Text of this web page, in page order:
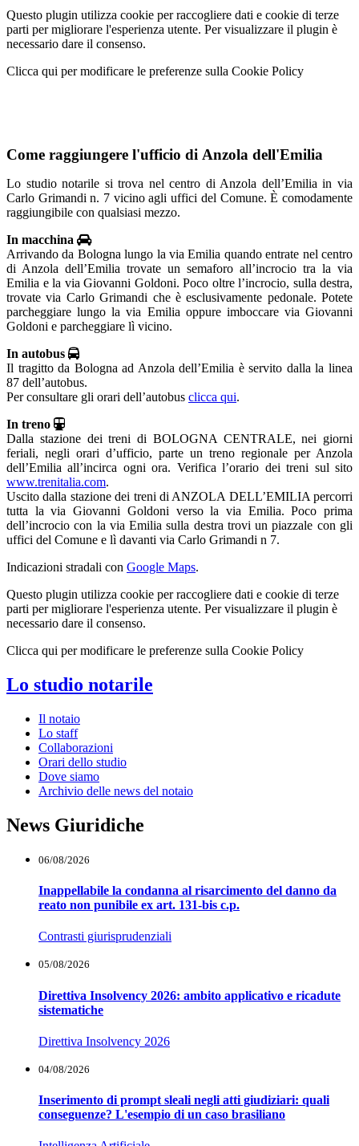
Questo plugin utilizza cookie per raccogliere dati e cookie di terze
parti per migliorare l'esperienza utente. Per visualizzare il plugin è
necessario dare il consenso.
Clicca qui per modificare le preferenze sulla Cookie Policy
Come raggiungere l'ufficio di Anzola dell'Emilia
Lo studio notarile si trova nel centro di Anzola dell’Emilia in via
Carlo Grimandi n. 7 vicino agli uffici del Comune. È comodamente
raggiungibile con qualsiasi mezzo.
In macchina
Arrivando da Bologna lungo la via Emilia quando entrate nel centro
di Anzola dell’Emilia trovate un semaforo all’incrocio tra la via
Emilia e la via Giovanni Goldoni. Poco oltre l’incrocio, sulla destra,
trovate via Carlo Grimandi che è esclusivamente pedonale. Potete
parcheggiare lungo la via Emilia oppure imboccare via Giovanni
Goldoni e parcheggiare lì vicino.
In autobus
Il tragitto da Bologna ad Anzola dell’Emilia è servito dalla la linea
87 dell’autobus.
Per consultare gli orari dell’autobus clicca qui.
In treno
Dalla stazione dei treni di BOLOGNA CENTRALE, nei giorni
feriali, negli orari d’ufficio, parte un treno regionale per Anzola
dell’Emilia all’incirca ogni ora. Verifica l’orario dei treni sul sito
www.trenitalia.com.
Uscito dalla stazione dei treni di ANZOLA DELL’EMILIA percorri
tutta la via Giovanni Goldoni verso la via Emilia. Poco prima
dell’incrocio con la via Emilia sulla destra trovi un piazzale con gli
uffici del Comune e lì davanti via Carlo Grimandi n 7.
Indicazioni stradali con Google Maps.
Questo plugin utilizza cookie per raccogliere dati e cookie di terze
parti per migliorare l'esperienza utente. Per visualizzare il plugin è
necessario dare il consenso.
Clicca qui per modificare le preferenze sulla Cookie Policy
Lo studio notarile
Il notaio
Lo staff
Collaborazioni
Orari dello studio
Dove siamo
Archivio delle news del notaio
News Giuridiche
06/08/2026
Inappellabile la condanna al risarcimento del danno da
reato non punibile ex art. 131-bis c.p.
Contrasti giurisprudenziali
05/08/2026
Direttiva Insolvency 2026: ambito applicativo e ricadute
sistematiche
Direttiva Insolvency 2026
04/08/2026
Inserimento di prompt sleali negli atti giudiziari: quali
conseguenze? L'esempio di un caso brasiliano